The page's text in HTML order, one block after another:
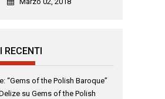
“Gems of the Polish Baroque”
su Gems of the Polish